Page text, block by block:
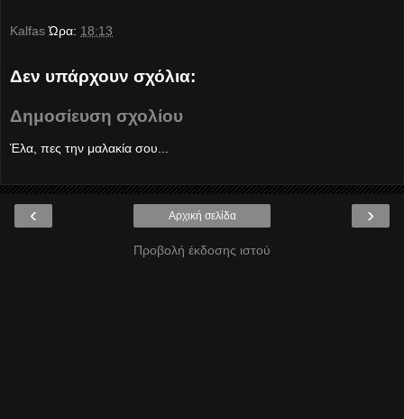
Kalfas Ώρα: 18:13
Δεν υπάρχουν σχόλια:
Δημοσίευση σχολίου
Έλα, πες την μαλακία σου...
‹ ›
Αρχική σελίδα
Προβολή έκδοσης ιστού